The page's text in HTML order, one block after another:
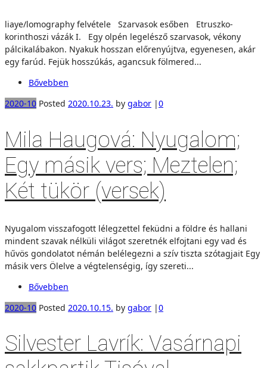
liaye/lomography felvétele Szarvasok esőben Etruszko-
korinthoszi vázák I. Egy olpén legelésző szarvasok, vékony
pálcikalábakon. Nyakuk hosszan előrenyújtva, egyenesen, akár
egy farúd. Fejük hosszúkás, agancsuk fölmered...
Bővebben
2020-10 Posted 2020.10.23. by gabor |0
Mila Haugová: Nyugalom;
Egy másik vers; Meztelen;
Két tükör (versek)
Nyugalom visszafogott lélegzettel feküdni a földre és hallani
mindent szavak nélküli világot szeretnék elfojtani egy vad és
hűvös gondolatot némán belélegezni a szív tiszta szótagjait Egy
másik vers Ölelve a végtelenségig, így szereti...
Bővebben
2020-10 Posted 2020.10.15. by gabor |0
Silvester Lavrík: Vasárnapi